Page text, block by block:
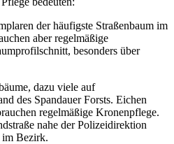
der häufigste Straßenbaum im
aber regelmäßige
besonders über
dazu viele auf
des Spandauer Forsts. Eichen
regelmäßige Kronenpflege.
nahe der Polizeidirektion
im Bezirk.